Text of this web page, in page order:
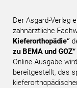
Der Asgard-Verlag
zahnärztliche
Kieferorthopädie“
zu BEMA und GOZ“
Online-Ausgabe
bereitgestellt, das